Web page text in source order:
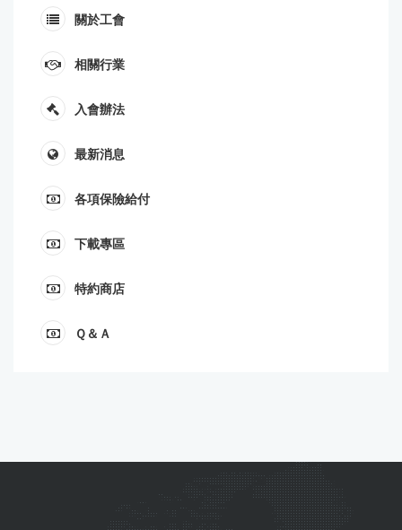
關於工會
相關行業
入會辦法
最新消息
各項保險給付
下載專區
特約商店
Ｑ＆Ａ